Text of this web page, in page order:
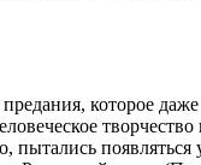
которое
пытались